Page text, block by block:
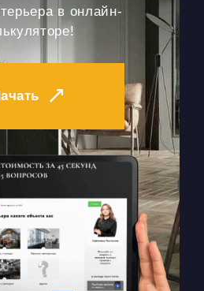
в онлайн-